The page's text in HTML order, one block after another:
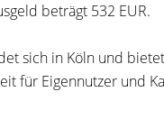
beträgt 532 EUR.
sich in Köln und
für Eigennutzer und